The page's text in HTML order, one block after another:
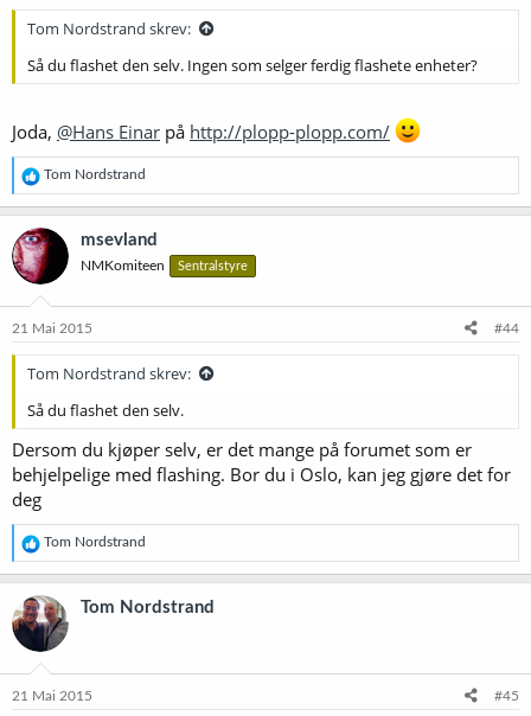
Tom Nordstrand skrev:
Så du flashet den selv. Ingen som selger ferdig flashete enheter?
Joda, @Hans Einar på http://plopp-plopp.com/
R
e
a
k
s
j
o
e
Tom Nordstrand
msevland
NMKomiteen Sentralstyre
21 Mai 2015 #44
Tom Nordstrand skrev:
Så du flashet den selv.
Dersom du kjøper selv, er det mange på forumet som er
behjelpelige med flashing. Bor du i Oslo, kan jeg gjøre det for
deg
R
e
a
k
s
o
e
Tom Nordstrand
Tom Nordstrand
21 Mai 2015 #45